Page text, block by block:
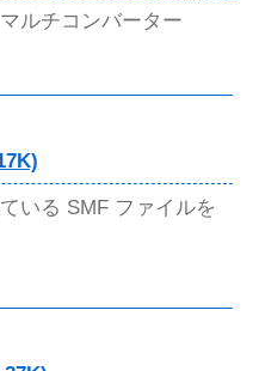
ルチコンバーター
いる SMF ファイルを